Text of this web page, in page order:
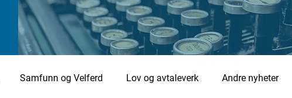
Samfunn og Velferd Lov og avtaleverk Andre nyheter